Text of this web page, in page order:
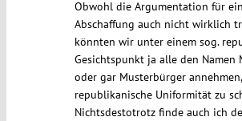
Obwohl die Argumentation für
Abschaffung auch nicht wirklich
könnten wir unter einem sog.
Gesichtspunkt ja alle den Namen
oder gar Musterbürger
republikanische Uniformität zu
Nichtsdestotrotz finde auch ich